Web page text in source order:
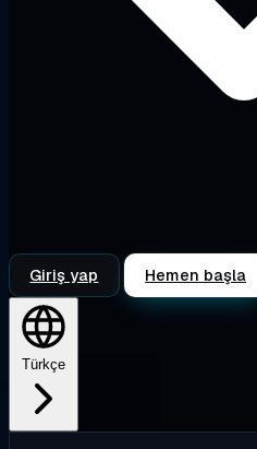
Giriş yap Hemen başla
Türkçe